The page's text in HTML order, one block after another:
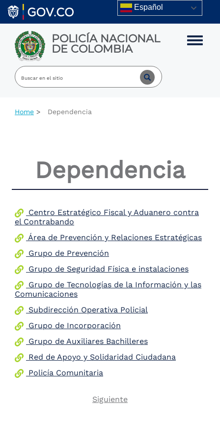
Skip to main content Español
POLICÍA NACIONAL
DE COLOMBIA Toggle
Home Dependencia
Dependencia
Centro Estratégico Fiscal y Aduanero contra
el Contrabando
Área de Prevención y Relaciones Estratégicas
Grupo de Prevención
Grupo de Seguridad Física e instalaciones
Grupo de Tecnologías de la Información y las
Comunicaciones
Subdirección Operativa Policial
Grupo de Incorporación
Grupo de Auxiliares Bachilleres
Red de Apoyo y Solidaridad Ciudadana
Policía Comunitaria
Pagination
Next
Siguiente